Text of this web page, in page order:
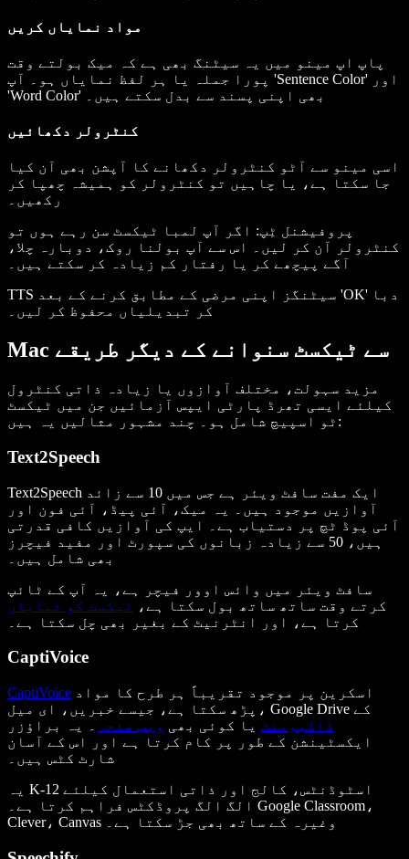
مواد نمایاں کریں
پاپ اپ مینو میں یہ سیٹنگ بھی ہے کہ میک بولتے وقت
پورا جملہ یا ہر لفظ نمایاں ہو۔ آپ 'Sentence Color' اور
'Word Color' بھی اپنی پسند سے بدل سکتے ہیں۔
کنٹرولر دکھائیں
اسی مینو سے آٹو کنٹرولر دکھانے کا آپشن بھی آن کیا
جا سکتا ہے، یا چاہیں تو کنٹرولر کو ہمیشہ چھپا کر
رکھیں۔
پروفیشنل ٹِپ: اگر آپ لمبا ٹیکسٹ سن رہے ہوں تو
کنٹرولر آن کر لیں۔ اس سے آپ بولنا روک، دوبارہ چلا،
آگے پیچھے کر یا رفتار کم زیادہ کر سکتے ہیں۔
TTS سیٹنگز اپنی مرضی کے مطابق کرنے کے بعد 'OK' دبا
کر تبدیلیاں محفوظ کر لیں۔
Mac سے ٹیکسٹ سنوانے کے دیگر طریقے
مزید سہولت، مختلف آوازوں یا زیادہ ذاتی کنٹرول
کیلئے ایسی تھرڈ پارٹی ایپس آزمائیں جن میں ٹیکسٹ
ٹو اسپیچ شامل ہو۔ چند مشہور مثالیں یہ ہیں:
Text2Speech
Text2Speech ایک مفت سافٹ ویئر ہے جس میں 10 سے زائد
آوازیں موجود ہیں۔ یہ میک، آئی پیڈ، آئی فون اور
آئی پوڈ ٹچ پر دستیاب ہے۔ ایپ کی آوازیں کافی قدرتی
ہیں، 50 سے زیادہ زبانوں کی سپورٹ اور مفید فیچرز
بھی شامل ہیں۔
سافٹ ویئر میں وائس اوور فیچر ہے، یہ آپ کے ٹائپ
کرتے وقت ساتھ ساتھ بول سکتا ہے،
ٹیکسٹ کو نمایاں
کرتا ہے، اور انٹرنیٹ کے بغیر بھی چل سکتا ہے۔
CaptiVoice
CaptiVoice
پڑھ سکتا ہے، جیسے خبریں، ای میل، Google Drive کے
ڈاکیومنٹ یا کوئی بھی ویب صفحہ
۔ یہ براؤزر
ایکسٹینشن کے طور پر کام کرتا ہے اور اس کے آسان
شارٹ کٹس ہیں۔
یہ K-12 اسٹوڈنٹس، کالج اور ذاتی استعمال کیلئے
الگ الگ پروڈکٹس فراہم کرتا ہے۔ Google Classroom،
Clever، Canvas وغیرہ کے ساتھ بھی جڑ سکتا ہے۔